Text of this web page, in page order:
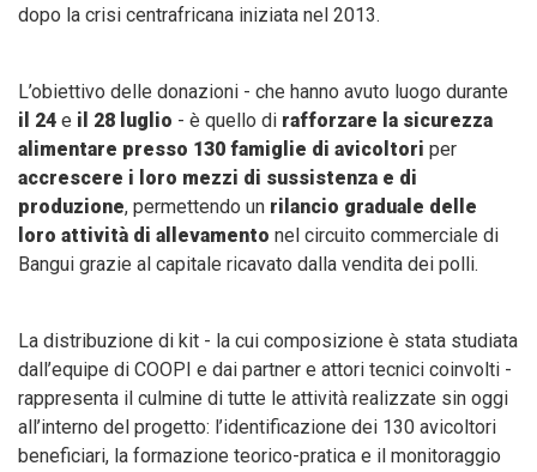
dopo la crisi centrafricana iniziata nel 2013.
L’obiettivo delle donazioni - che hanno avuto luogo durante
il 24 e il 28 luglio - è quello di rafforzare la sicurezza
alimentare presso 130 famiglie di avicoltori per
accrescere i loro mezzi di sussistenza e di
produzione, permettendo un rilancio graduale delle
loro attività di allevamento nel circuito commerciale di
Bangui grazie al capitale ricavato dalla vendita dei polli.
La distribuzione di kit - la cui composizione è stata studiata
dall’equipe di COOPI e dai partner e attori tecnici coinvolti -
rappresenta il culmine di tutte le attività realizzate sin oggi
all’interno del progetto: l’identificazione dei 130 avicoltori
beneficiari, la formazione teorico-pratica e il monitoraggio